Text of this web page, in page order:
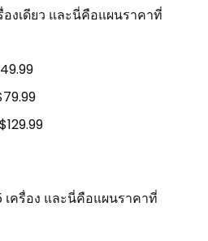
งเดียว และนี่คือแผนราคาที่
ครื่อง และนี่คือแผนราคาที่